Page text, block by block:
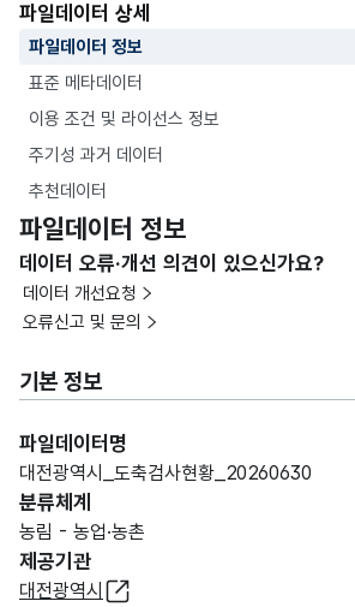
파일데이터 상세
파일데이터 정보
표준 메타데이터
이용 조건 및 라이선스 정보
주기성 과거 데이터
추천데이터
파일데이터 정보
데이터 오류·개선 의견이 있으신가요?
데이터 개선요청
오류신고 및 문의
기본 정보
파일데이터명
대전광역시_도축검사현황_20260630
분류체계
농림 - 농업·농촌
제공기관
대전광역시